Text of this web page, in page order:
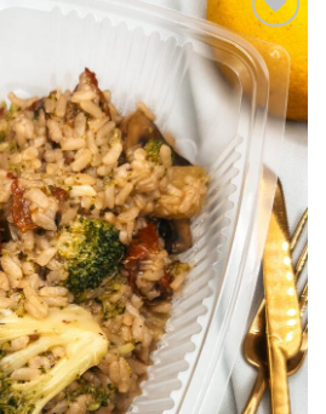
Adicionar
aos
favoritos